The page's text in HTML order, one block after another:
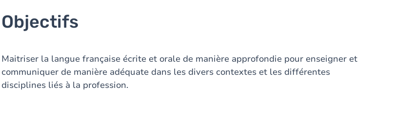
Objectifs
Maitriser la langue française écrite et orale de manière approfondie pour enseigner et
communiquer de manière adéquate dans les divers contextes et les différentes
disciplines liés à la profession.